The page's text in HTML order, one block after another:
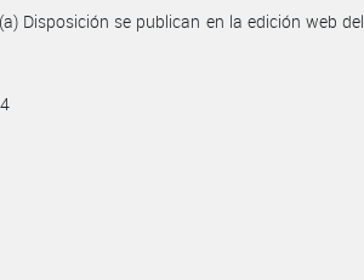
Disposición se publican en la edición web del